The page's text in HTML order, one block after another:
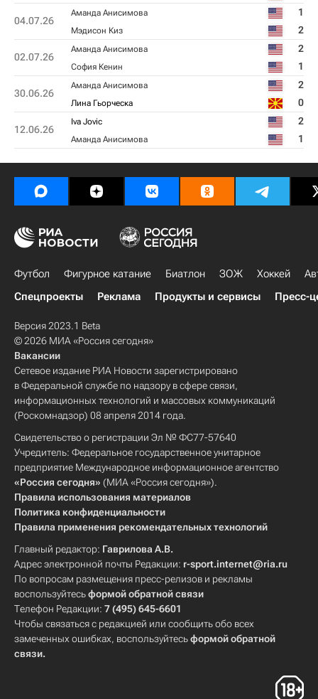
04.07.26
Аманда Анисимова 1
Мэдисон Киз 2
02.07.26
Аманда Анисимова 2
София Кенин 1
30.06.26
Аманда Анисимова 2
Лина Гьорческа 0
12.06.26
Iva Jovic 2
Аманда Анисимова 1
Футбол Фигурное катание Биатлон ЗОЖ Хоккей
Спецпроекты
Реклама Продукты и сервисы Пресс-
Версия 2023.1 Beta
© 2026 МИА «Россия сегодня»
Вакансии
Сетевое издание РИА Новости зарегистрировано
в Федеральной службе по надзору в сфере связи,
информационных технологий и массовых коммуникаций
(Роскомнадзор) 08 апреля 2014 года.
Свидетельство о регистрации Эл № ФС77-57640
Учредитель: Федеральное государственное унитарное
предприятие Международное информационное агентство
«Россия сегодня» (МИА «Россия сегодня»).
Правила использования материалов
Политика конфиденциальности
Правила применения рекомендательных технологий
Главный редактор: Гаврилова А.В.
Адрес электронной почты Редакции: r-sport.internet@ria.ru
По вопросам размещения пресс-релизов и рекламы
воспользуйтесьформой обратной связи
Телефон Редакции: 7 (495) 645-6601
Чтобы связаться с редакцией или сообщить обо всех
замеченных ошибках, воспользуйтесьформой обратной
связи.